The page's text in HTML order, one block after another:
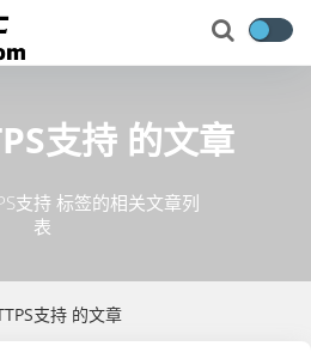
支持的文章
支持 标签的相关文章列
表
支持 的文章